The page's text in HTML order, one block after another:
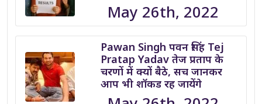
May 26th, 2022
Pawan Singh पवन सिंह Tej
Pratap Yadav तेज प्रताप के
चरणों में क्यों बैठे, सच जानकर
आप भी शॉकड रह जायेंगे